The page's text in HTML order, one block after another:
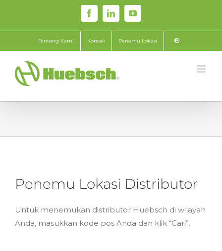
content
FacebookLinkedInYouTube
Tentang Kami Kontak Penemu Lokasi
Penemu Lokasi Distributor
Untuk menemukan distributor Huebsch di wilayah
Anda, masukkan kode pos Anda dan klik “Cari”.